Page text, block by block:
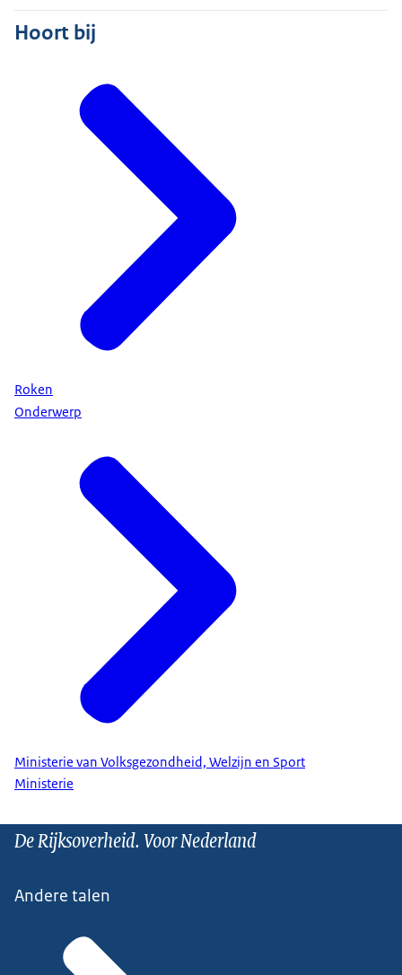
Hoort bij
Roken
Onderwerp
Ministerie van Volksgezondheid, Welzijn en Sport
Ministerie
De Rijksoverheid. Voor Nederland
Andere talen